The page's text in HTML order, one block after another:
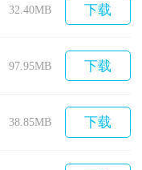
32.40MB 下载
97.95MB 下载
38.85MB 下载